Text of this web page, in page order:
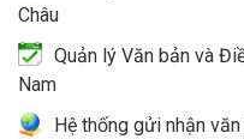
Châu
Quản lý Văn bản và
Nam
Hệ thống gửi nhận